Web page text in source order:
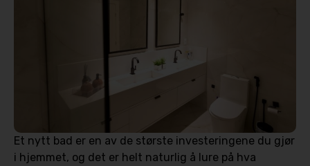
Et nytt bad er en av de største investeringene du gjør
i hjemmet, og det er helt naturlig å lure på hva